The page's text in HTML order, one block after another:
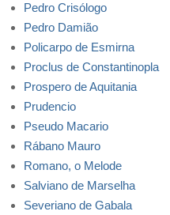
Pedro Crisólogo
Pedro Damião
Policarpo de Esmirna
Proclus de Constantinopla
Prospero de Aquitania
Prudencio
Pseudo Macario
Rábano Mauro
Romano, o Melode
Salviano de Marselha
Severiano de Gabala